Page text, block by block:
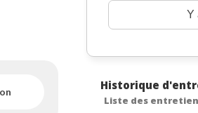
C3
CO2.
Y
Historique
Liste des